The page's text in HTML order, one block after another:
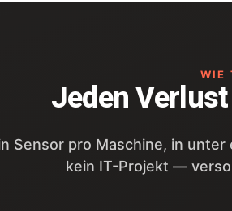
WIE
Jeden
Sensor pro Maschine, in
kein IT-Projekt —